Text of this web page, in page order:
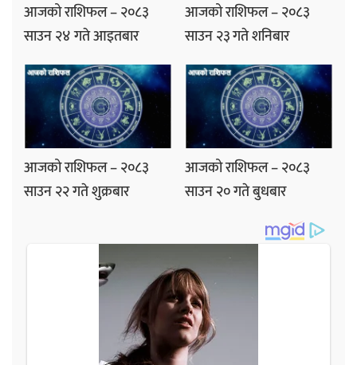
आजको राशिफल – २०८३
साउन २४ गते आइतबार
आजको राशिफल – २०८३
साउन २३ गते शनिबार
आजको राशिफल – २०८३
साउन २२ गते शुक्रबार
आजको राशिफल – २०८३
साउन २० गते बुधबार